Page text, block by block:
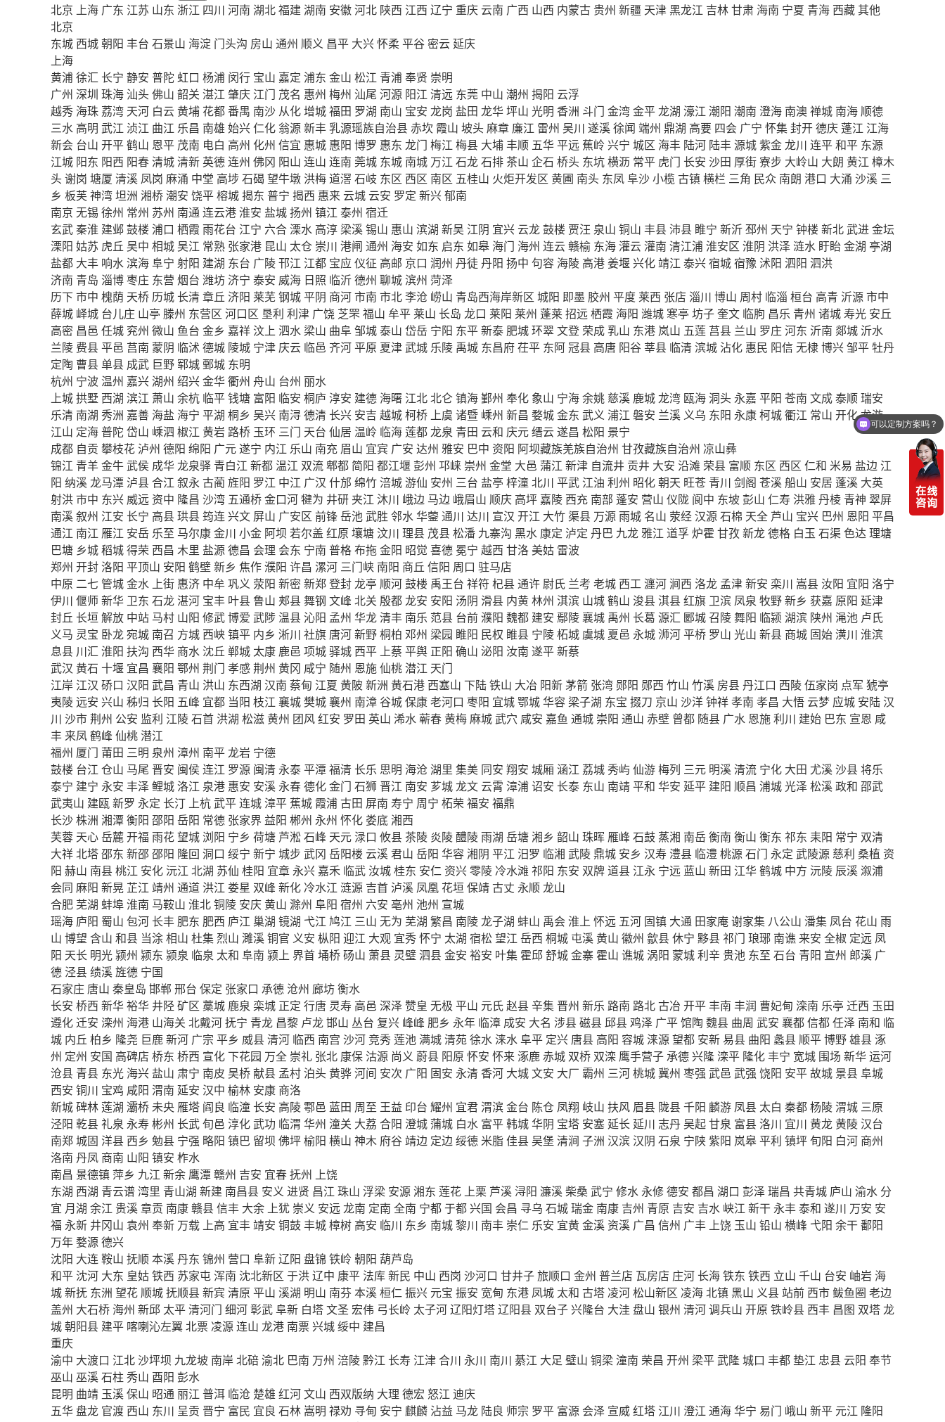
北京 上海 广东 江苏 山东 浙江 四川 河南 湖北福建湖南 安徽河北 陕西 江西 辽宁 重庆 云南 广西 山西 内蒙古 贵州 新疆 天津黑龙江 吉林甘肃 海南 宁夏 青海 西藏其他
北京
东城 西城朝阳 丰台 石景山 海淀 门头沟 房山 通州 顺义 昌平 大兴怀柔平谷 密云延庆
上海
黄浦徐汇 长宁 静安 普陀 虹口 杨浦 闵行 宝山 嘉定 浦东 金山 松江 青浦奉贤 崇明
广州 深圳 珠海 汕头佛山 韶关 湛江 肇庆 江门 茂名 惠州 梅州 汕尾 河源 阳江 清远 东莞 中山 潮州 揭阳 云浮
越秀 海珠 荔湾 天河 白云黄埔 花都番禺 南沙 从化增城福田 罗湖 南山 宝安 龙岗 盐田 龙华坪山 光明 香洲 斗门 金湾金平龙湖 濠江 潮阳 潮南 澄海 南澳禅城 南海 顺德
三水 高明 武江 浈江 曲江 乐昌 南雄 始兴仁化 翁源新丰乳源瑶族自治县赤坎 霞山 坡头麻章 廉江 雷州 吴川 遂溪徐闻 端州 鼎湖 高要 四会 广宁 怀集封开德庆 蓬江 江海
新会 台山 开平鹤山 恩平 茂南 电白 高州 化州 信宜 惠城 惠阳 博罗 惠东 龙门 梅江 梅县 大埔丰顺 五华平远 蕉岭 兴宁 城区 海丰 陆河 陆丰源城紫金龙川 连平和平 东源
江城 阳东 阳西 阳春清城清新 英德连州 佛冈 阳山 连山 连南 莞城 东城 南城 万江 石龙石排茶山 企石 桥头 东坑横沥 常平 虎门 长安 沙田 厚街寮步 大岭山 大朗 黄江 樟木
头谢岗 塘厦 清溪 凤岗 麻涌 中堂 高埗石碣 望牛墩 洪梅道滘 石岐 东区 西区 南区 五桂山 火炬开发区 黄圃 南头 东凤阜沙小榄 古镇横栏 三角 民众 南朗 港口 大涌 沙溪 三
乡 板芙 神湾坦洲 湘桥潮安 饶平榕城揭东 普宁 揭西 惠来 云城 云安 罗定 新兴郁南
南京 无锡 徐州 常州 苏州 南通连云港淮安 盐城扬州 镇江 泰州 宿迁
玄武秦淮 建邺鼓楼 浦口 栖霞 雨花台 江宁 六合 溧水 高淳 梁溪锡山 惠山 滨湖 新吴 江阴 宜兴 云龙鼓楼 贾汪 泉山 铜山 丰县 沛县 睢宁 新沂邳州 天宁 钟楼 新北武进金坛
溧阳 姑苏 虎丘 吴中 相城吴江 常熟 张家港 昆山 太仓 崇川 港闸 通州 海安 如东 启东 如皋 海门 海州 连云赣榆 东海灌云灌南 清江浦淮安区 淮阴 洪泽 涟水 盱眙金湖 亭湖
盐都 大丰 响水滨海阜宁 射阳 建湖 东台 广陵邗江 江都 宝应 仪征 高邮 京口 润州 丹徒丹阳 扬中 句容 海陵 高港姜堰兴化靖江 泰兴宿城宿豫 沭阳 泗阳 泗洪
济南 青岛 淄博枣庄 东营 烟台 潍坊济宁 泰安 威海 日照 临沂德州 聊城滨州 菏泽
历下市中 槐荫 天桥 历城 长清章丘 济阳 莱芜钢城平阴 商河市南 市北李沧 崂山 青岛西海岸新区 城阳 即墨 胶州 平度 莱西 张店 淄川 博山 周村 临淄 桓台 高青 沂源市中
薛城 峄城 台儿庄 山亭 滕州 东营区 河口区 垦利 利津 广饶 芝罘福山 牟平 莱山 长岛 龙口 莱阳 莱州 蓬莱招远 栖霞 海阳 潍城 寒亭 坊子奎文 临朐 昌乐 青州 诸城寿光 安丘
高密 昌邑 任城 兖州 微山 鱼台 金乡 嘉祥 汶上 泗水 梁山 曲阜邹城泰山 岱岳 宁阳 东平新泰 肥城环翠文登 荣成乳山 东港 岚山 五莲 莒县 兰山 罗庄河东 沂南 郯城 沂水
兰陵 费县平邑 莒南 蒙阴 临沭德城 陵城 宁津 庆云 临邑 齐河平原 夏津武城 乐陵 禹城 东昌府茌平 东阿冠县 高唐 阳谷莘县 临清滨城 沾化 惠民 阳信无棣博兴邹平牡丹
定陶 曹县单县 成武 巨野 郓城 鄄城 东明
杭州 宁波 温州 嘉兴湖州 绍兴金华衢州 舟山 台州 丽水
上城拱墅 西湖 滨江 萧山 余杭 临平钱塘 富阳 临安 桐庐 淳安 建德 海曙 江北北仑镇海鄞州 奉化 象山 宁海余姚 慈溪 鹿城龙湾 瓯海洞头 永嘉 平阳 苍南 文成泰顺瑞安
乐清 南湖 秀洲 嘉善 海盐 海宁 平湖 桐乡 吴兴 南浔德清 长兴 安吉 越城柯桥 上虞 诸暨 嵊州 新昌 婺城金东 武义 浦江 磐安 兰溪 义乌 东阳 永康柯城衢江 常山 开化龙游
江山 定海普陀 岱山 嵊泗 椒江 黄岩 路桥 玉环 三门 天台 仙居 温岭 临海莲都龙泉 青田 云和 庆元缙云遂昌 松阳 景宁
成都 自贡 攀枝花 泸州 德阳 绵阳 广元遂宁 内江 乐山 南充 眉山 宜宾 广安 达州 雅安 巴中 资阳 阿坝藏族羌族自治州 甘孜藏族自治州 凉山彝
锦江 青羊金牛武侯 成华龙泉驿 青白江 新都 温江 双流郫都 简阳 都江堰彭州 邛崃 崇州 金堂 大邑 蒲江 新津 自流井 贡井 大安 沿滩 荣县 富顺 东区 西区 仁和 米易 盐边 江
阳 纳溪龙马潭 泸县合江 叙永古蔺旌阳 罗江 中江 广汉 什邡 绵竹 涪城游仙 安州 三台 盐亭 梓潼北川 平武 江油 利州 昭化朝天 旺苍 青川 剑阁 苍溪船山 安居 蓬溪 大英
射洪市中 东兴 威远 资中 隆昌 沙湾 五通桥金口河犍为 井研 夹江 沐川 峨边 马边 峨眉山 顺庆 高坪 嘉陵 西充 南部 蓬安 营山 仪陇 阆中 东坡彭山 仁寿 洪雅丹棱 青神 翠屏
南溪叙州 江安 长宁 高县珙县筠连兴文 屏山 广安区 前锋岳池武胜 邻水华蓥 通川 达川 宣汉 开江 大竹 渠县 万源雨城 名山 荥经汉源石棉 天全 芦山 宝兴 巴州 恩阳 平昌
通江 南江 雁江 安岳 乐至 马尔康金川 小金 阿坝 若尔盖 红原 壤塘 汶川 理县 茂县松潘 九寨沟 黑水 康定 泸定 丹巴 九龙雅江 道孚炉霍 甘孜新龙德格 白玉 石渠色达 理塘
巴塘 乡城稻城得荣 西昌 木里 盐源德昌 会理 会东 宁南 普格布拖金阳 昭觉 喜德 冕宁 越西 甘洛 美姑 雷波
郑州 开封洛阳 平顶山 安阳 鹤壁新乡 焦作濮阳 许昌 漯河 三门峡 南阳 商丘 信阳 周口 驻马店
中原 二七 管城金水 上街 惠济 中牟巩义 荥阳 新密 新郑登封龙亭 顺河鼓楼 禹王台 祥符 杞县通许 尉氏 兰考 老城 西工瀍河涧西 洛龙 孟津新安 栾川 嵩县 汝阳 宜阳 洛宁
伊川 偃师新华 卫东 石龙湛河 宝丰 叶县鲁山 郏县舞钢 文峰 北关 殷都龙安 安阳 汤阴 滑县 内黄林州 淇滨 山城鹤山 浚县淇县红旗 卫滨 凤泉 牧野新乡 获嘉 原阳 延津
封丘 长垣解放 中站 马村 山阳 修武博爱 武陟 温县沁阳 孟州 华龙清丰 南乐 范县 台前濮阳 魏都 建安 鄢陵襄城 禹州 长葛 源汇 郾城召陵舞阳 临颍 湖滨 陕州 渑池 卢氏
义马 灵宝 卧龙宛城 南召 方城 西峡镇平 内乡 淅川 社旗 唐河新野桐柏 邓州 梁园 睢阳 民权 睢县 宁陵柘城 虞城 夏邑 永城浉河平桥 罗山 光山 新县 商城 固始潢川 淮滨
息县 川汇 淮阳 扶沟 西华 商水 沈丘 郸城 太康 鹿邑 项城驿城 西平 上蔡 平舆 正阳 确山 泌阳 汝南 遂平新蔡
武汉 黄石 十堰 宜昌 襄阳 鄂州 荆门 孝感荆州 黄冈 咸宁 随州 恩施仙桃潜江 天门
江岸 江汉 硚口 汉阳 武昌 青山 洪山 东西湖 汉南 蔡甸 江夏 黄陂 新洲 黄石港 西塞山 下陆铁山 大冶 阳新茅箭 张湾 郧阳 郧西 竹山 竹溪 房县丹江口 西陵伍家岗 点军 猇亭
夷陵远安 兴山 秭归 长阳 五峰 宜都 当阳 枝江 襄城樊城襄州 南漳谷城保康老河口 枣阳 宜城鄂城华容 梁子湖 东宝 掇刀 京山 沙洋钟祥孝南 孝昌 大悟 云梦 应城 安陆汉
川 沙市荆州 公安 监利 江陵石首 洪湖 松滋黄州 团风红安 罗田 英山 浠水蕲春黄梅麻城武穴 咸安 嘉鱼 通城 崇阳 通山 赤壁 曾都 随县 广水 恩施利川 建始 巴东 宣恩 咸
丰 来凤鹤峰 仙桃潜江
福州 厦门 莆田 三明 泉州 漳州 南平龙岩 宁德
鼓楼 台江 仓山 马尾 晋安 闽侯连江 罗源 闽清 永泰平潭福清 长乐 思明 海沧 湖里 集美 同安 翔安 城厢 涵江 荔城秀屿仙游梅列 三元 明溪清流 宁化 大田 尤溪沙县将乐
泰宁 建宁 永安 丰泽鲤城洛江 泉港 惠安 安溪 永春德化金门 石狮 晋江 南安 芗城龙文 云霄 漳浦诏安 长泰 东山 南靖平和 华安 延平 建阳 顺昌 浦城光泽松溪政和 邵武
武夷山 建瓯新罗 永定 长汀 上杭武平连城 漳平 蕉城 霞浦古田 屏南 寿宁 周宁 柘荣 福安 福鼎
长沙株洲 湘潭衡阳 邵阳 岳阳 常德 张家界 益阳 郴州 永州 怀化 娄底湘西
芙蓉 天心岳麓开福 雨花望城 浏阳 宁乡 荷塘 芦淞石峰 天元 渌口 攸县茶陵 炎陵醴陵雨湖 岳塘湘乡 韶山 珠晖 雁峰 石鼓 蒸湘 南岳衡南 衡山 衡东 祁东 耒阳 常宁 双清
大祥北塔邵东 新邵邵阳 隆回 洞口 绥宁 新宁 城步 武冈 岳阳楼 云溪君山 岳阳 华容湘阴 平江 汨罗 临湘 武陵鼎城 安乡 汉寿 澧县 临澧桃源石门 永定 武陵源 慈利 桑植 资
阳 赫山 南县桃江 安化沅江 北湖 苏仙 桂阳 宜章 永兴 嘉禾 临武 汝城桂东 安仁 资兴零陵 冷水滩 祁阳 东安 双牌道县 江永 宁远 蓝山 新田 江华鹤城 中方 沅陵 辰溪 溆浦
会同 麻阳 新晃 芷江 靖州 通道 洪江 娄星 双峰 新化 冷水江 涟源 吉首 泸溪 凤凰 花垣保靖古丈 永顺龙山
合肥 芜湖 蚌埠淮南 马鞍山 淮北铜陵 安庆黄山 滁州 阜阳 宿州 六安 亳州 池州 宣城
瑶海 庐阳 蜀山 包河 长丰 肥东 肥西 庐江 巢湖 镜湖 弋江 鸠江 三山 无为 芜湖 繁昌 南陵龙子湖 蚌山 禹会淮上 怀远 五河 固镇 大通 田家庵谢家集 八公山 潘集 凤台 花山 雨
山 博望 含山 和县 当涂相山 杜集 烈山 濉溪铜官 义安 枞阳 迎江 大观 宜秀怀宁 太湖 宿松 望江 岳西 桐城 屯溪黄山 徽州 歙县休宁 黟县祁门 琅琊 南谯 来安 全椒 定远 凤
阳 天长 明光颍州 颍东 颍泉 临泉 太和 阜南 颍上 界首埇桥砀山 萧县 灵璧泗县金安 裕安 叶集 霍邱舒城金寨 霍山 谯城 涡阳 蒙城利辛 贵池 东至 石台 青阳 宣州 郎溪 广
德 泾县绩溪旌德 宁国
石家庄 唐山 秦皇岛 邯郸 邢台 保定 张家口 承德 沧州 廊坊衡水
长安 桥西 新华裕华 井陉矿区 藁城 鹿泉 栾城 正定 行唐 灵寿 高邑 深泽 赞皇 无极 平山 元氏赵县辛集 晋州 新乐 路南 路北古冶 开平丰南 丰润 曹妃甸 滦南 乐亭 迁西 玉田
遵化迁安 滦州 海港 山海关 北戴河抚宁 青龙 昌黎 卢龙邯山 丛台 复兴 峰峰 肥乡 永年 临漳 成安 大名 涉县磁县邱县鸡泽 广平馆陶 魏县 曲周 武安 襄都信都任泽 南和 临
城 内丘 柏乡 隆尧 巨鹿新河 广宗 平乡 威县清河 临西 南宫 沙河竞秀莲池 满城清苑徐水 涞水阜平 定兴 唐县 高阳 容城 涞源望都 安新易县 曲阳 蠡县 顺平博野雄县涿
州 定州 安国 高碑店 桥东 桥西 宣化下花园 万全 崇礼 张北 康保 沽源 尚义 蔚县 阳原 怀安 怀来涿鹿赤城 双桥 双滦 鹰手营子承德兴隆 滦平 隆化丰宁 宽城 围场 新华运河
沧县 青县 东光 海兴 盐山 肃宁 南皮 吴桥献县 孟村 泊头黄骅河间 安次 广阳 固安 永清 香河 大城文安 大厂 霸州 三河桃城冀州 枣强 武邑 武强 饶阳 安平故城 景县阜城
西安 铜川 宝鸡 咸阳 渭南 延安 汉中 榆林 安康 商洛
新城碑林莲湖 灞桥未央 雁塔 阎良 临潼 长安 高陵鄠邑 蓝田 周至 王益 印台 耀州 宜君渭滨金台 陈仓 凤翔 岐山 扶风 眉县 陇县千阳 麟游 凤县 太白 秦都杨陵渭城 三原
泾阳 乾县礼泉 永寿彬州 长武旬邑 淳化武功 临渭 华州 潼关 大荔 合阳 澄城蒲城 白水 富平韩城华阴 宝塔 安塞延长 延川 志丹吴起甘泉 富县洛川 宜川 黄龙黄陵汉台
南郑城固 洋县 西乡 勉县 宁强 略阳 镇巴 留坝 佛坪榆阳 横山 神木 府谷靖边 定边绥德 米脂佳县吴堡 清涧 子洲 汉滨汉阴 石泉 宁陕紫阳 岚皋平利 镇坪旬阳 白河 商州
洛南 丹凤 商南 山阳 镇安 柞水
南昌 景德镇萍乡 九江 新余 鹰潭赣州 吉安 宜春抚州 上饶
东湖 西湖 青云谱湾里 青山湖 新建 南昌县 安义 进贤 昌江 珠山 浮梁 安源湘东 莲花 上栗 芦溪 浔阳 濂溪柴桑武宁 修水 永修德安 都昌 湖口 彭泽瑞昌 共青城 庐山 渝水 分
宜 月湖 余江 贵溪章贡 南康赣县信丰 大余 上犹 崇义 安远 龙南 定南 全南 宁都于都兴国 会昌 寻乌 石城瑞金 南康 吉州 青原 吉安 吉水 峡江 新干 永丰泰和 遂川 万安 安
福 永新 井冈山 袁州 奉新 万载 上高 宜丰靖安 铜鼓丰城樟树 高安 临川 东乡 南城黎川 南丰 崇仁 乐安 宜黄金溪 资溪 广昌 信州 广丰 上饶 玉山 铅山 横峰 弋阳 余干鄱阳
万年婺源德兴
沈阳 大连鞍山 抚顺本溪丹东 锦州 营口 阜新辽阳 盘锦 铁岭 朝阳 葫芦岛
和平 沈河 大东 皇姑铁西 苏家屯 浑南 沈北新区 于洪辽中 康平 法库新民 中山 西岗 沙河口 甘井子旅顺口 金州 普兰店 瓦房店 庄河 长海铁东 铁西 立山 千山 台安 岫岩 海
城新抚 东洲 望花 顺城抚顺县新宾 清原 平山 溪湖 明山 南芬 本溪桓仁振兴 元宝 振安 宽甸 东港 凤城 太和 古塔 凌河松山新区 凌海北镇黑山 义县 站前 西市 鲅鱼圈 老边
盖州 大石桥 海州 新邱 太平清河门 细河彰武阜新 白塔文圣宏伟 弓长岭 太子河辽阳灯塔辽阳县 双台子兴隆台 大洼 盘山 银州 清河调兵山 开原 铁岭县 西丰 昌图 双塔龙
城朝阳县 建平 喀喇沁左翼北票 凌源连山 龙港 南票兴城绥中 建昌
重庆
渝中 大渡口 江北沙坪坝 九龙坡 南岸北碚渝北 巴南 万州 涪陵黔江 长寿 江津合川 永川 南川 綦江 大足 璧山 铜梁潼南 荣昌 开州 梁平武隆城口 丰都 垫江 忠县 云阳 奉节
巫山 巫溪石柱 秀山 酉阳 彭水
昆明 曲靖 玉溪保山 昭通丽江 普洱 临沧 楚雄 红河文山 西双版纳 大理 德宏 怒江 迪庆
五华盘龙 官渡 西山 东川 呈贡 晋宁 富民 宜良 石林嵩明 禄劝 寻甸 安宁 麒麟 沾益 马龙 陆良 师宗 罗平 富源 会泽 宣威红塔 江川 澄江 通海华宁 易门 峨山 新平 元江 隆阳
你们电话多少
可以定制方案吗？